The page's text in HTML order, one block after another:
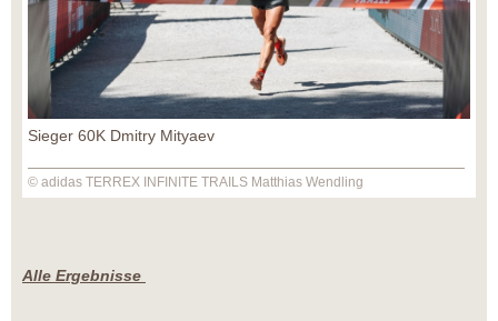
Sieger 60K Dmitry Mityaev
© adidas TERREX INFINITE TRAILS Matthias Wendling
Alle Ergebnisse